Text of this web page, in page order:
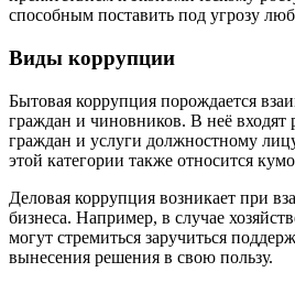
способным поставить под угрозу
Виды коррупции
Бытовая коррупция порождается
граждан и чиновников. В неё входят
граждан и услуги должностному
этой категории также относится
Деловая коррупция возникает при
бизнеса. Например, в случае
могут стремиться заручиться
вынесения решения в свою пользу.